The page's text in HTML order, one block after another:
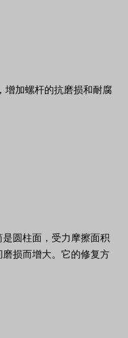
增加螺杆的抗磨损和耐腐
圆柱面，受力摩擦面积
损而增大。它的修复方